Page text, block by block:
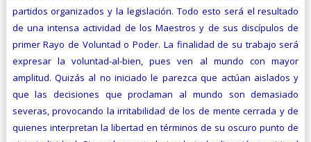
partidos orga­nizados y la legislación. Todo esto será el resultado
de una intensa actividad de los Maestros y de sus discípulos de
primer Rayo de Voluntad o Poder. La finalidad de su trabajo será
expresar la voluntad-al-bien, pues ven al mundo con mayor
amplitud. Quizás al no iniciado le parezca que actúan aislados y
que las decisiones que proclaman al mundo son demasiado
severas, provocando la irritabilidad de los de mente cerrada y de
quienes interpretan la libertad en términos de su oscuro punto de